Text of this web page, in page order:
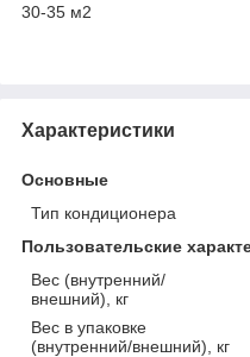
30-35 м2
Характеристики
Основные
Тип кондиционера
Пользовательские
Вес (внутренний/
внешний), кг
Вес в упаковке
(внутренний/внешний), кг